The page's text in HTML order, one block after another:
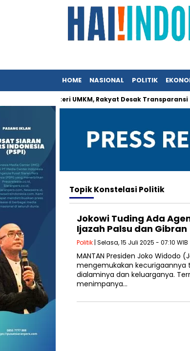
HOME NASIONAL POLITIK
Istri Menteri UMKM, Rakyat Desak Transparansi
TopikKonstelasi Politik
Jokowi Tuding Ada
Ijazah Palsu dan Gibran
Politik | Selasa, 15 Juli 2025 - 07:10 WIB
MANTAN Presiden Joko Widodo
mengemukakan kecurigaannya
dialaminya dan keluarganya.
menimpanya…